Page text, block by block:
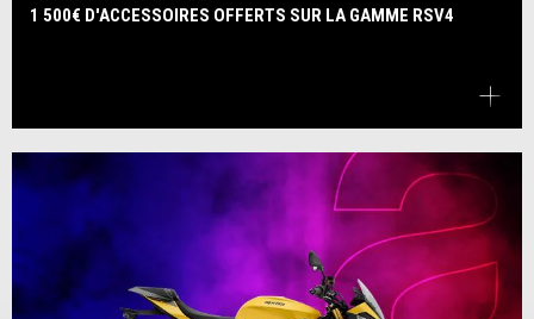
1 500€ D'ACCESSOIRES OFFERTS SUR LA GAMME RSV4